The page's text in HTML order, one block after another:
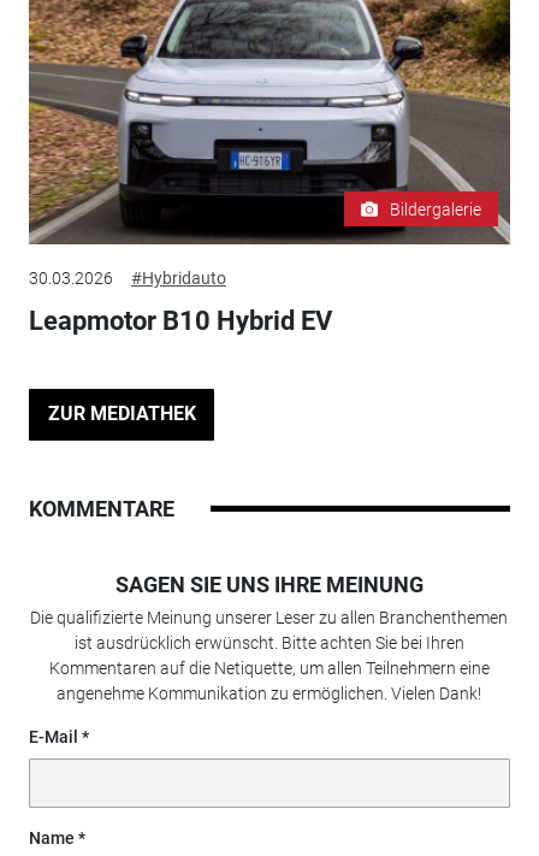
Bildergalerie
30.03.2026 #Hybridauto
Leapmotor B10 Hybrid EV
ZUR MEDIATHEK
KOMMENTARE
SAGEN SIE UNS IHRE MEINUNG
Die qualifizierte Meinung unserer Leser zu allen Branchenthemen
ist ausdrücklich erwünscht. Bitte achten Sie bei Ihren
Kommentaren auf die Netiquette, um allen Teilnehmern eine
angenehme Kommunikation zu ermöglichen. Vielen Dank!
E-Mail
Name